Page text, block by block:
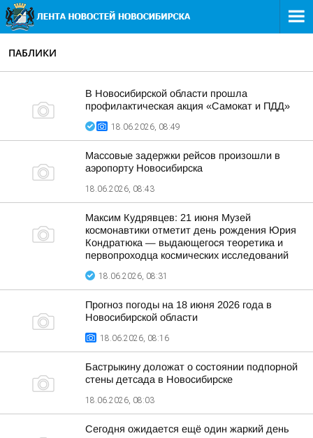
ПАБЛИКИ
В Новосибирской области прошла
профилактическая акция «Самокат и ПДД»
18.06.2026, 08:49
Массовые задержки рейсов произошли в
аэропорту Новосибирска
18.06.2026, 08:43
Максим Кудрявцев: 21 июня Музей
космонавтики отметит день рождения Юрия
Кондратюка — выдающегося теоретика и
первопроходца космических исследований
18.06.2026, 08:31
Прогноз погоды на 18 июня 2026 года в
Новосибирской области
18.06.2026, 08:16
Бастрыкину доложат о состоянии подпорной
стены детсада в Новосибирске
18.06.2026, 08:03
Сегодня ожидается ещё один жаркий день